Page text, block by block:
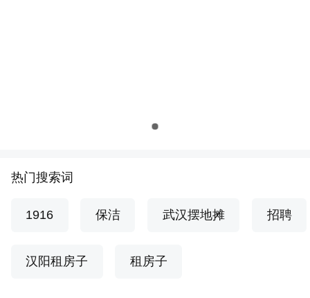
热门搜索词
1916 保洁 武汉摆地摊 招聘
汉阳租房子 租房子